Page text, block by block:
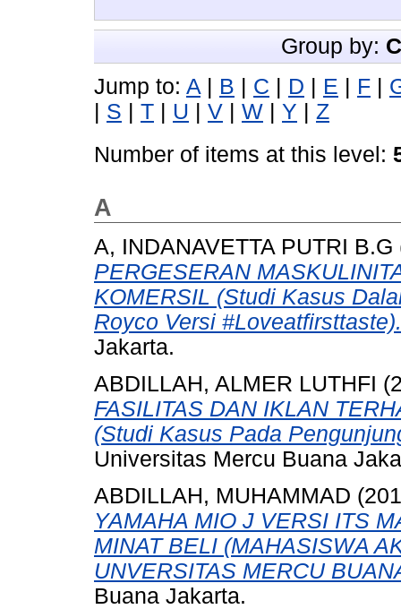
Group by:
Jump to: A B C D E F
S T U V W Y
Z
Number of items at this level:
A
A, INDANAVETTA PUTRI B.G
PERGESERAN
KOMERSIL (Studi Kasus
Royco Versi #Loveatfirsttaste).
Jakarta.
ABDILLAH, ALMER LUTHFI
FASILITAS DAN IKLAN
(Studi Kasus Pada
Universitas Mercu Buana
ABDILLAH, MUHAMMAD
YAMAHA MIO J VERSI ITS
MINAT BELI (MAHASISWA
UNVERSITAS MERCU
Buana Jakarta.